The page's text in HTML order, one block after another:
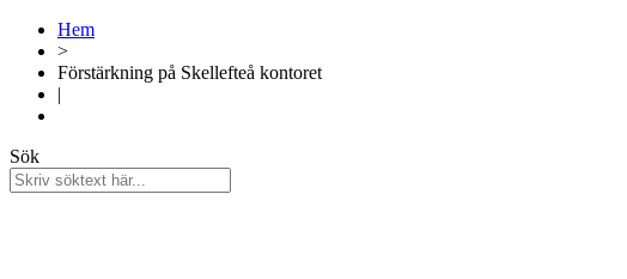
Hem
>
Förstärkning på Skellefteå kontoret
|
Sök